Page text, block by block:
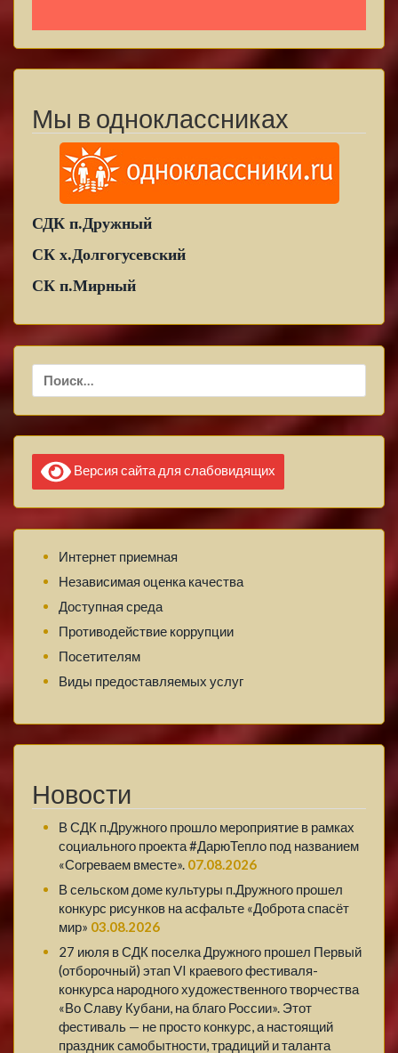
Мы в одноклассниках
СДК п.Дружный
СК х.Долгогусевский
СК п.Мирный
Версия сайта для слабовидящих
Интернет приемная
Независимая оценка качества
Доступная среда
Противодействие коррупции
Посетителям
Виды предоставляемых услуг
Новости
В СДК п.Дружного прошло мероприятие в рамках
социального проекта #ДарюТепло под названием
«Согреваем вместе». 07.08.2026
В сельском доме культуры п.Дружного прошел
конкурс рисунков на асфальте «Доброта спасёт
мир» 03.08.2026
27 июля в СДК поселка Дружного прошел Первый
(отборочный) этап VI краевого фестиваля-
конкурса народного художественного творчества
«Во Славу Кубани, на благо России». Этот
фестиваль — не просто конкурс, а настоящий
праздник самобытности, традиций и таланта